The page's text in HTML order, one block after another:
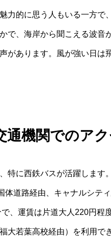
力的に思う人もいる一方で
で、海岸から聞こえる波音
があります。風が強い日は
通機関でのア
特に西鉄バスが活躍します
体道路経由、キャナルシテ
、運賃は片道大人220円程
大若葉高校経由）を利用で